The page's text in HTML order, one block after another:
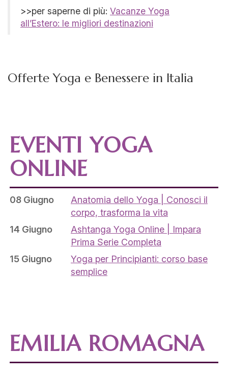
>>per saperne di più: Vacanze Yoga
all’Estero: le migliori destinazioni
Offerte Yoga e Benessere in Italia
EVENTI YOGA
ONLINE
08 Giugno
Anatomia dello Yoga | Conosci il
corpo, trasforma la vita
14 Giugno
Ashtanga Yoga Online | Impara
Prima Serie Completa
15 Giugno
Yoga per Principianti: corso base
semplice
EMILIA ROMAGNA